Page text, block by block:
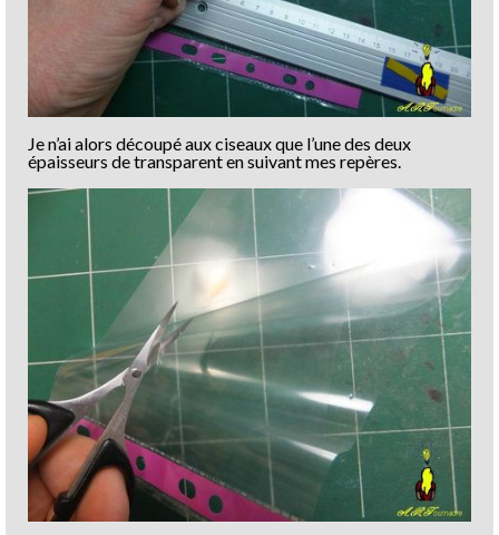
Je n’ai alors découpé aux ciseaux que l’une des deux
épaisseurs de transparent en suivant mes repères.